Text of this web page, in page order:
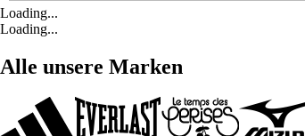
Loading...
Loading...
Alle unsere Marken